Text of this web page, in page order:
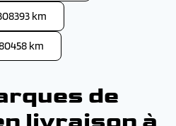
km
km
de